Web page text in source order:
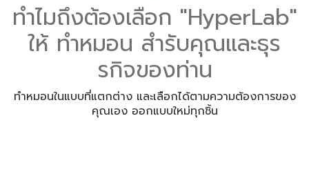
ทำไมถึงต้องเลือก "HyperLab"
ให้ ทำหมอน สำรับคุณและธุร
รกิจของท่าน
ทำหมอนในแบบที่แตกต่าง และเลือกได้ตามความต้องการของ
คุณเอง ออกแบบใหม่ทุกชิ้น